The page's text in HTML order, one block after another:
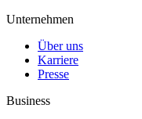
Unternehmen
Über uns
Karriere
Presse
Business